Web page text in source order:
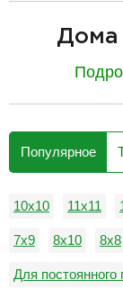
Дома
Популярное
10х10 11х11
7х9 8х10 8х8
Для постоянного